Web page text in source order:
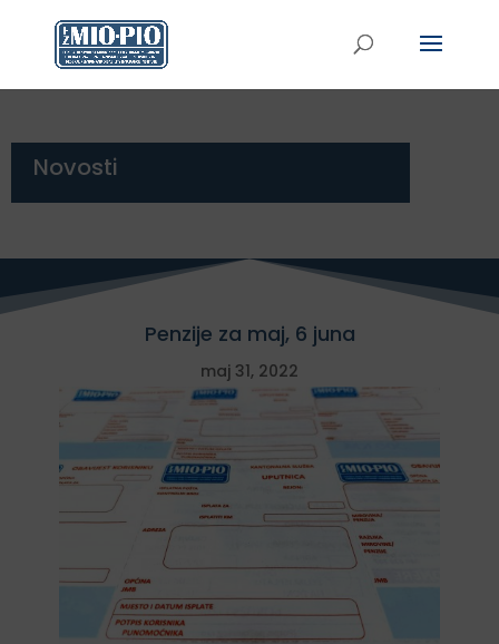
Novosti
Penzije za maj, 6 juna
maj 31, 2022